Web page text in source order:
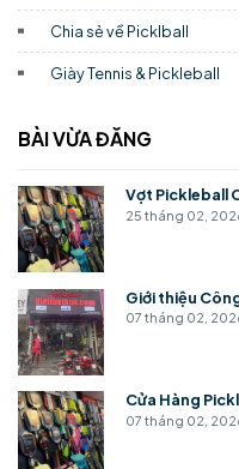
Chia sẻ về Picklball
Giày Tennis & Pickleball
BÀI VỪA ĐĂNG
Vợt Pickleball
25 tháng 02,
Giới thiệu
07 tháng 02,
Cửa Hàng
07 tháng 02,